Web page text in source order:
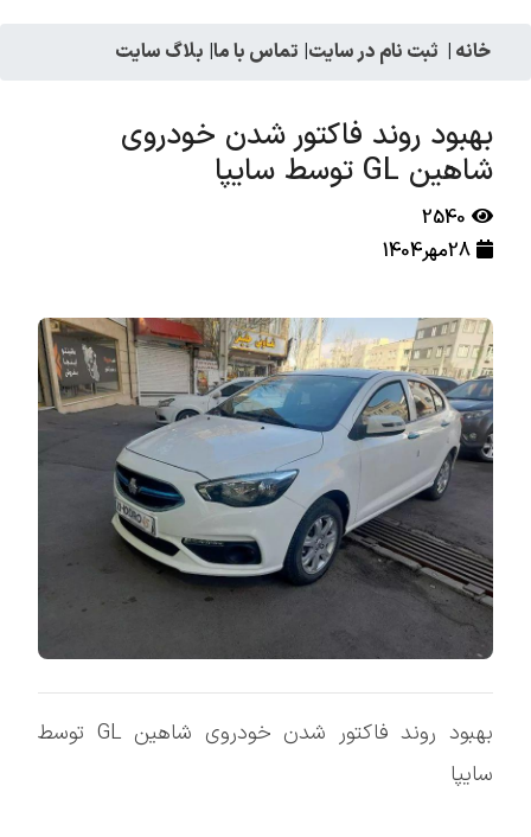
خانه | ثبت نام در سایت| تماس با ما| بلاگ سایت
بهبود روند فاکتور شدن خودروی
شاهین GL توسط سایپا
2540
28مهر1404
بهبود روند فاکتور شدن خودروی شاهین GL توسط
سایپا